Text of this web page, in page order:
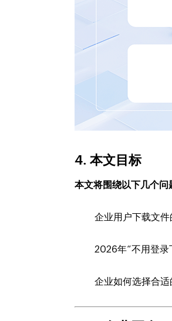
4. 本文目标
本文将围绕以下几个问
企业用户下载文
2026年“不用登录
企业如何选择合适